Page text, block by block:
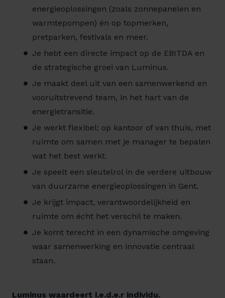
energieoplossingen (zoals zonnepanelen en
warmtepompen) én op topmerken,
pretparken, festivals en meer.
Je hebt een directe impact op de EBITDA en
de strategische groei van Luminus.
Je maakt deel uit van een samenwerkend en
vooruitstrevend team, in het hart van de
energietransitie.
Je werkt flexibel: op kantoor of van thuis, met
ruimte om samen met je manager te bepalen
wat het best werkt.
Je speelt een sleutelrol in de verdere uitbouw
van duurzame energieoplossingen in Gent.
Je krijgt impact, verantwoordelijkheid en
ruimte om écht het verschil te maken.
Je komt terecht in een dynamische omgeving
waar samenwerking en innovatie centraal
staan.
Luminus waardeert i.e.d.e.r individu.